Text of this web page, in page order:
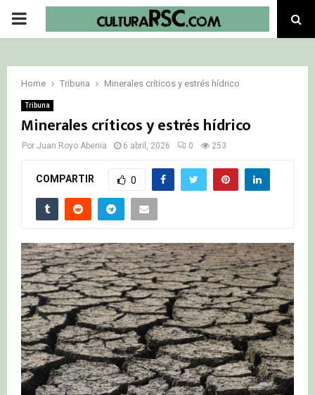
PRIMARY
Home Tribuna Minerales críticos y estrés hídrico
Tribuna
Minerales críticos y estrés hídrico
Por Juan Royo Abenia 6 abril, 2026 0 253
COMPARTIR 0